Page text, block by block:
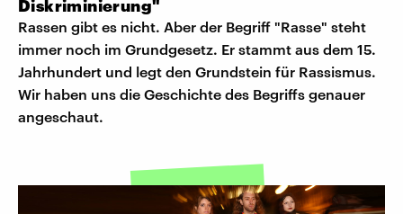
Diskriminierung"
Rassen gibt es nicht. Aber der Begriff "Rasse" steht
immer noch im Grundgesetz. Er stammt aus dem 15.
Jahrhundert und legt den Grundstein für Rassismus.
Wir haben uns die Geschichte des Begriffs genauer
angeschaut.